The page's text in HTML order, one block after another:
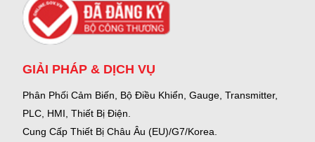
GIẢI PHÁP & DỊCH VỤ
Phân Phối Cảm Biến, Bộ Điều Khiển, Gauge, Transmitter,
PLC, HMI, Thiết Bị Điện.
Cung Cấp Thiết Bị Châu Âu (EU)/G7/Korea.